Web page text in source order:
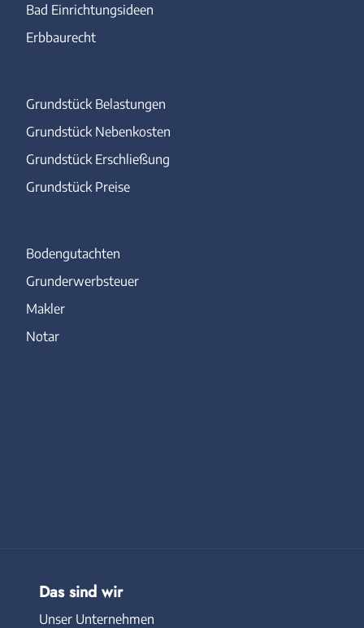
Bad Einrichtungsideen
Erbbaurecht
Grundstück Belastungen
Grundstück Nebenkosten
Grundstück Erschließung
Grundstück Preise
Bodengutachten
Grunderwerbsteuer
Makler
Notar
Das sind wir
Unser Unternehmen